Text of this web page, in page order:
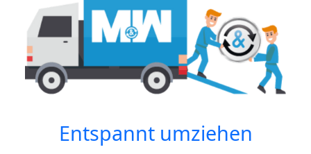
Entspannt umziehen